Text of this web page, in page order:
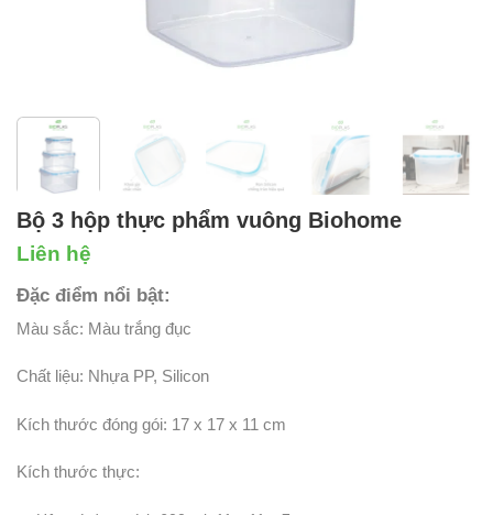
Bộ 3 hộp thực phẩm vuông Biohome
Liên hệ
Đặc điểm nổi bật:
Màu sắc: Màu trắng đục
Chất liệu: Nhựa PP, Silicon
Kích thước đóng gói: 17 x 17 x 11 cm
Kích thước thực: